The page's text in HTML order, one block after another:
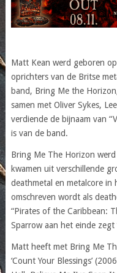
Matt Kean werd geboren
oprichters van de Britse
band, Bring Me the
samen met Oliver Sykes,
verdiende de bijnaam van
is van de band.
Bring Me The Horizon
kwamen uit verschillende
deathmetal en metalcore
omschreven wordt als
“Pirates of the Caribbean:
Sparrow aan het einde
Matt heeft met Bring Me
‘Count Your Blessings’